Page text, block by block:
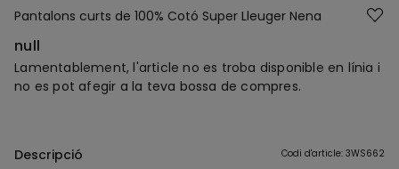
Pantalons curts de 100% Cotó Super Lleuger Nena
null
Lamentablement, l'article no es troba disponible en línia i
no es pot afegir a la teva bossa de compres.
Descripció Codi d'article: 3WS662